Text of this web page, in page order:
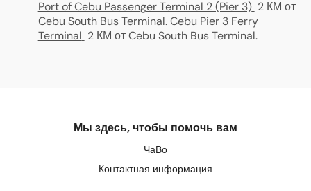
Port of Cebu Passenger Terminal 2 (Pier 3) 2 КМ от
Cebu South Bus Terminal.Cebu Pier 3 Ferry
Terminal 2 КМ от Cebu South Bus Terminal.
Мы здесь, чтобы помочь вам
ЧаВо
Контактная информация